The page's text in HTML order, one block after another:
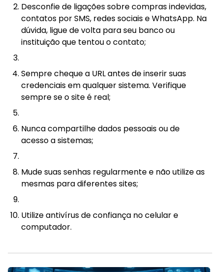
Desconfie de ligações sobre compras indevidas,
contatos por SMS, redes sociais e WhatsApp. Na
dúvida, ligue de volta para seu banco ou
instituição que tentou o contato;
Sempre cheque a URL antes de inserir suas
credenciais em qualquer sistema. Verifique
sempre se o site é real;
Nunca compartilhe dados pessoais ou de
acesso a sistemas;
Mude suas senhas regularmente e não utilize as
mesmas para diferentes sites;
Utilize antivírus de confiança no celular e
computador.